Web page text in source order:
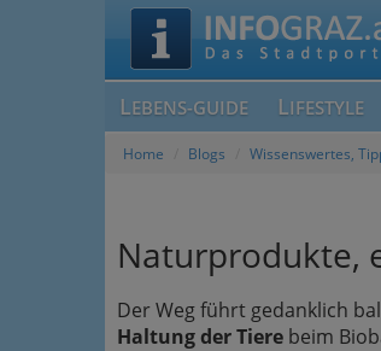
LEBENS-GUIDE LIFESTYLE
Home Blogs Wissenswertes,
Naturprodukte,
Der Weg führt gedanklich
Haltung der Tiere beim